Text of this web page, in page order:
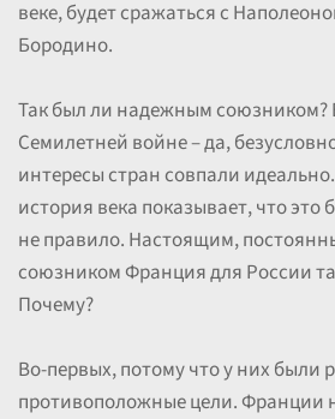
веке, будет сражаться с
Бородино.
Так был ли надежным союзником?
Семилетней войне – да,
интересы стран совпали
история века показывает, что это
не правило. Настоящим,
союзником Франция для России
Почему?
Во-первых, потому что у них были
противоположные цели. Франции